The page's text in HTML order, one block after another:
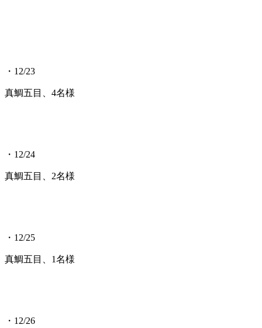
・12/23
真鯛五目、4名様
・12/24
真鯛五目、2名様
・12/25
真鯛五目、1名様
・12/26